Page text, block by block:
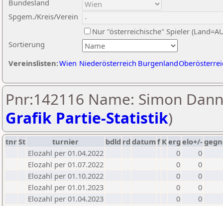
Sortierung
Bundesland
Spgem./Kreis/Verein
Nur "österreichische" Spieler
Vereinslisten:Wien Niederösterreich Burgenland
Pnr:142116 Name: Simon
Grafik Partie-Statistik)
tnrSt turnier bdld rd datumf Kerg elo+/-
Elozahl per 01.04.2022
0
0
Elozahl per 01.07.2022
0
0
Elozahl per 01.10.2022
0
0
Elozahl per 01.01.2023
0
0
Elozahl per 01.04.2023
0
0